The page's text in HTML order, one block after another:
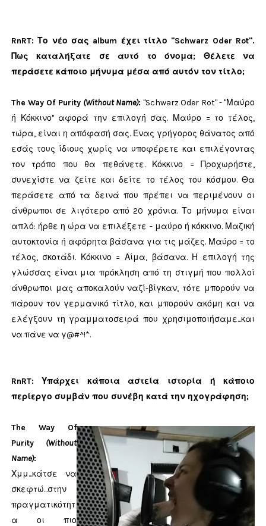
RnRT: Το νέο σας album έχει τίτλο "Schwarz Oder Rot".
Πως καταλήξατε σε αυτό το όνομα; Θέλετε να
περάσετε κάποιο μήνυμα μέσα από αυτόν τον τίτλο;
The Way Of Purity (Without Name):"Schwarz Oder Rot" - "Μαύρο
ή Κόκκινο" αφορά την επιλογή σας. Μαύρο = το τέλος,
τώρα, είναι η απόφασή σας. Ένας γρήγορος θάνατος από
εσάς τους ίδιους χωρίς να υποφέρετε και επιλέγοντας
τον τρόπο που θα πεθάνετε. Κόκκινο = Προχωρήστε,
συνεχίστε να ζείτε και δείτε το τέλος του κόσμου. Θα
περάσετε από τα δεινά που πρέπει να περιμένουν οι
άνθρωποι σε λιγότερο από 20 χρόνια. Το μήνυμα είναι
απλό: ήρθε η ώρα να επιλέξετε - μαύρο ή κόκκινο. Μαζική
αυτοκτονία ή αφόρητα βάσανα για τις μάζες. Μαύρο = το
τέλος, σκοτάδι. Κόκκινο = Αίμα, βάσανα. Η επιλογή της
γλώσσας είναι μια πρόκληση από τη στιγμή που πολλοί
άνθρωποι μας αποκαλούν ναζί-βίγκαν, τότε μπορούν να
πάρουν τον γερμανικό τίτλο, και μπορούν ακόμη και να
ελέγξουν τη γραμματοσειρά που χρησιμοποιήσαμε...και
να πάνε να γ@#^!*.
RnRT: Υπάρχει κάποια αστεία ιστορία ή κάποιο
περίεργο συμβάν που συνέβη κατά την ηχογράφηση;
The Way Of
Purity (Without
Name):
Χμμ...κάτσε να
σκεφτώ...στην
πραγματικότητ
α οι πιο